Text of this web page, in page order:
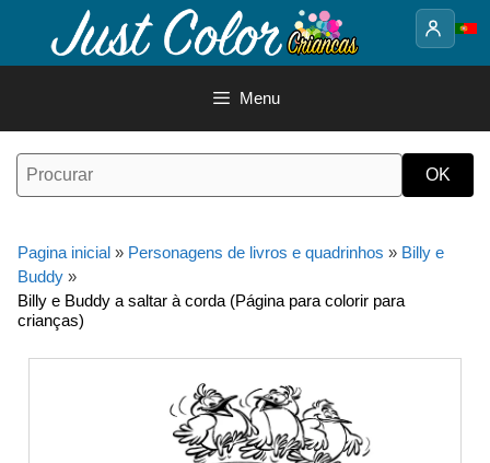
o
Menu
Pagina inicial » Personagens de livros e quadrinhos » Billy e
Buddy »
Billy e Buddy a saltar à corda (Página para colorir para
crianças)